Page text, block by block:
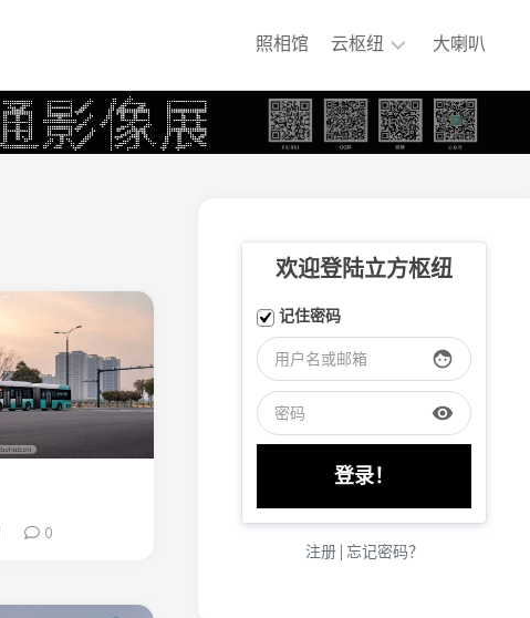
照相馆 云枢纽
铁
煤
集
铁
路
小
火
车
大
盐
（金
城）
窄
大喇叭
0
欢迎登陆立方枢纽
记住密码
face
visibility
注册| 忘记密码？